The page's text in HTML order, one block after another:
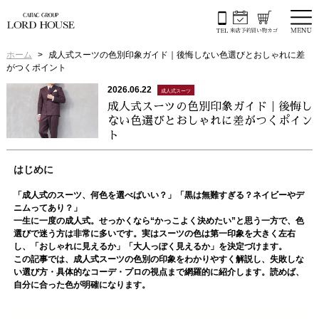
ホーム
成人式スーツの色別印象ガイド｜後悔しない色選びとおしゃれに差
がつくポイント
2026.06.22 成人式スーツ
成人式スーツの色別印象ガイド｜後悔し
ない色選びとおしゃれに差がつくポイン
ト
はじめに
「成人式のスーツ、何色を選べばいい？」「黒は無難すぎる？ネイビーやデ
ニムってあり？」
一生に一度の成人式。せっかくなら“かっこよく決めたい”と思う一方で、色
選びで迷う方は非常に多いです。実はスーツの色は第一印象を大きく左右
し、「おしゃれに見えるか」「大人っぽく見えるか」を決定づけます。
この記事では、成人式スーツの色別の印象をわかりやすく解説し、失敗しな
い選び方・具体的なコーデ・プロの視点まで網羅的に紹介します。読めば、
自分に合った色が明確になります。